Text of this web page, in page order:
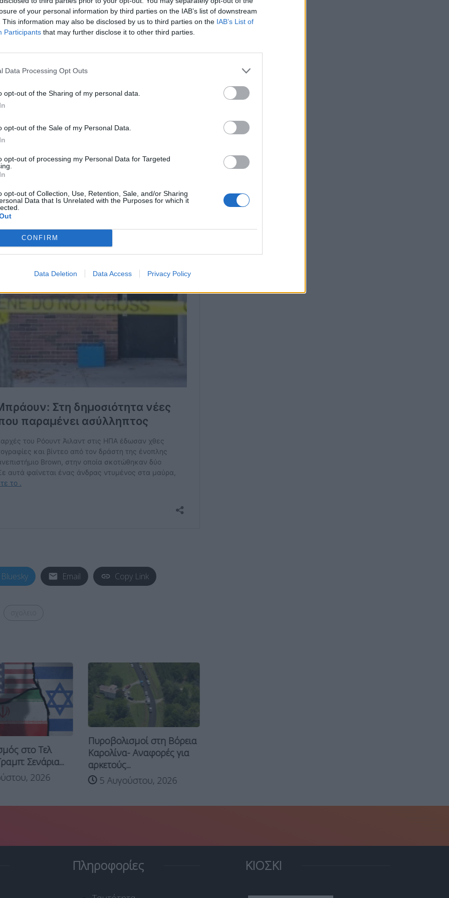
of your personal information by third parties on the IAB’s list of downstream
This information may also be disclosed by us to third parties on the IAB’s List of
Participants that may further disclose it to other third parties.
Data Processing Opt Outs
opt-out of the Sharing of my personal data.
opt-out of the Sale of my Personal Data.
opt-out of processing my Personal Data for Targeted
opt-out of Collection, Use, Retention, Sale, and/or Sharing
Data that Is Unrelated with the Purposes for which it
CONFIRM
Data Deletion Data Access Privacy Policy
αλλά αφέθηκε ελεύθερος αφού δεν
του.
δύο φοιτητές: η Έλα Κουκ, αντιπρόεδρος της
ο Μουχάμαντ Αζίζ Ουμουρζόκοφ, με
γίνει νευροχειρουργός.
σε κρίσιμη κατάσταση, επτά σε σοβαρή
πάρει εξιτήριο.
Bluesky Email Copy Link
Αναφορές για
2026
Αμπντούλ Ελ Σαγιέντ:
Ποιος είναι ο “Μαμντάνι...
5 Αυγούστου, 2026
Πληροφορίες ΚΙΟΣΚΙ